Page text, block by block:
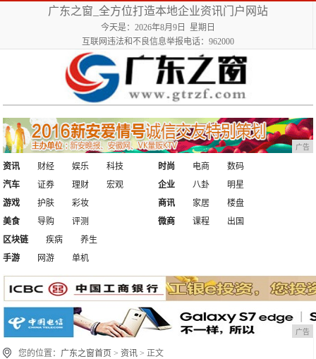
广东之窗_全方位打造本地企业资讯门户网站
今天是：2026年8月9日 星期日
互联网违法和不良信息举报电话：962000
广告
资讯 财经 娱乐
科技
汽车
证券 理财 宏观
时尚 电商
数码
企业
八卦
明星
游戏
护肤
彩妆
美食
导购 评测
商讯 家居
楼盘
微商
课程
出国
区块链
疾病
养生
手游
网游 单机
广告
您的位置： 广东之窗首页 >资讯 > 正文